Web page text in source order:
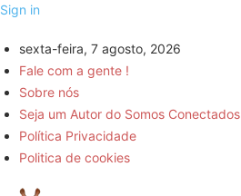
Sign in
sexta-feira, 7 agosto, 2026
Fale com a gente !
Sobre nós
Seja um Autor do Somos Conectados
Política Privacidade
Politica de cookies